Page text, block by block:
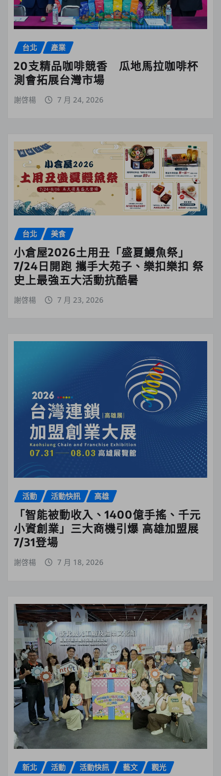
台北 產業
20支精品咖啡競香 瓜地馬拉咖啡杯
測會拓展台灣市場
謝啓楊 7 月 24, 2026
台北 美食
小倉屋2026土用丑「盛夏鰻魚祭」
7/24日開跑 攜手大苑子、樂扣樂扣 祭
史上最強五大活動抗酷暑
謝啓楊 7 月 23, 2026
活動 活動快訊 高雄
「智能被動收入、1400億手搖、千元
小資創業」三大商機引爆 高雄加盟展
7/31登場
謝啓楊 7 月 18, 2026
新北 活動 活動快訊 藝文 觀光